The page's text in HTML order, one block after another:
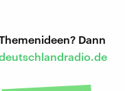
Dann